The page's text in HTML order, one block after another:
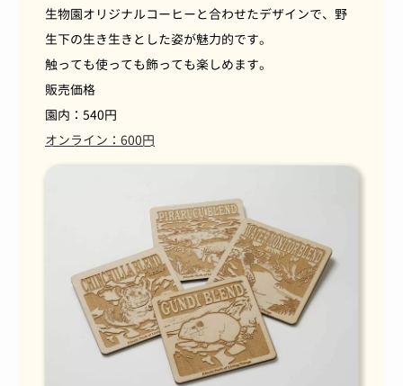
生物園オリジナルコーヒーと合わせたデザインで、野
生下の生き生きとした姿が魅力的です。
触っても使っても飾っても楽しめます。
販売価格
園内：540円
オンライン：600円